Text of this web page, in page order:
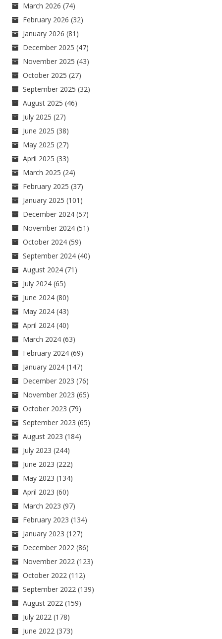
March 2026 (74)
February 2026 (32)
January 2026 (81)
December 2025 (47)
November 2025 (43)
October 2025 (27)
September 2025 (32)
August 2025 (46)
July 2025 (27)
June 2025 (38)
May 2025 (27)
April 2025 (33)
March 2025 (24)
February 2025 (37)
January 2025 (101)
December 2024 (57)
November 2024 (51)
October 2024 (59)
September 2024 (40)
August 2024 (71)
July 2024 (65)
June 2024 (80)
May 2024 (43)
April 2024 (40)
March 2024 (63)
February 2024 (69)
January 2024 (147)
December 2023 (76)
November 2023 (65)
October 2023 (79)
September 2023 (65)
August 2023 (184)
July 2023 (244)
June 2023 (222)
May 2023 (134)
April 2023 (60)
March 2023 (97)
February 2023 (134)
January 2023 (127)
December 2022 (86)
November 2022 (123)
October 2022 (112)
September 2022 (139)
August 2022 (159)
July 2022 (178)
June 2022 (373)